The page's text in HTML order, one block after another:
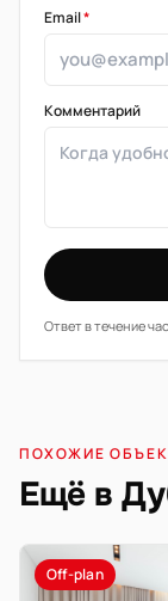
Email*
Комментарий
Ответ в течение
ПОХОЖИЕ
Ещё в
Off-plan